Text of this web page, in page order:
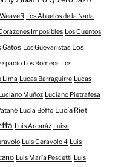
Los Abuelos de la Nada
Imposibles Los Cuentos
Gatos Los Guevaristas Los
Los Romeos Los
Lima Lucas Barraguirre Lucas
Muñoz Luciano Pietrafesa
Lucía Boffo Lucía Riet
Luis Arcaráz Luisa
Luis Ceravolo 4 Luis
Luis María Pescetti Luis